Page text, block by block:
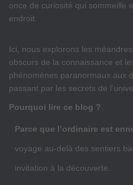
once de curiosité qui sommeille
endroit.
Ici, nous explorons les
obscurs de la connaissance et
phénomènes paranormaux aux
passant par les secrets de
Pourquoi lire ce blog ?
Parce que l’ordinaire est
voyage au-delà des sentiers
invitation à la découverte.